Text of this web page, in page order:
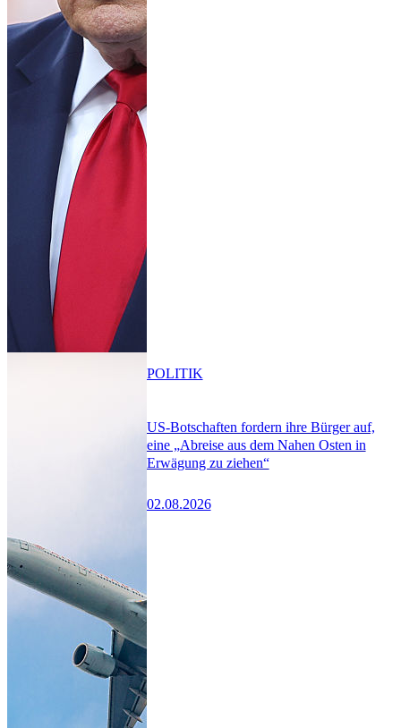
US-Botschaften fordern ihre Bürger auf,
eine „Abreise aus dem Nahen Osten in
Erwägung zu ziehen“
02.08.2026
POLITIK